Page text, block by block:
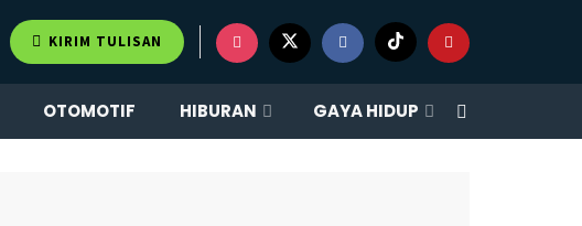
KIRIM TULISAN
OTOMOTIF HIBURAN GAYA HIDUP